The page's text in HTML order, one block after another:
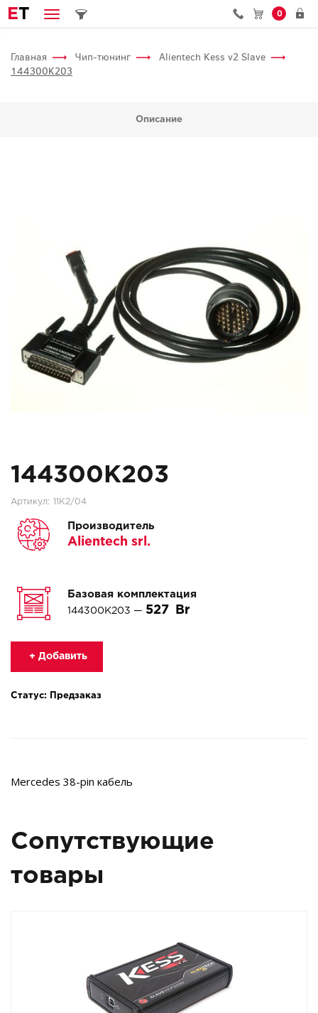
ET 0
Главная Чип-тюнинг
Alientech Kess v2 Slave
144300K203
Описание
144300K203
Артикул: 11K2/04
Производитель
Alientech srl.
Базовая комплектация
144300K203 — 527
+ Добавить
Статус: Предзаказ
Mercedes 38-pin кабель
Сопутствующие
товары